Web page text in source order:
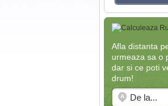
Afla distanta
urmeaza sa o
dar si ce poti
drum!